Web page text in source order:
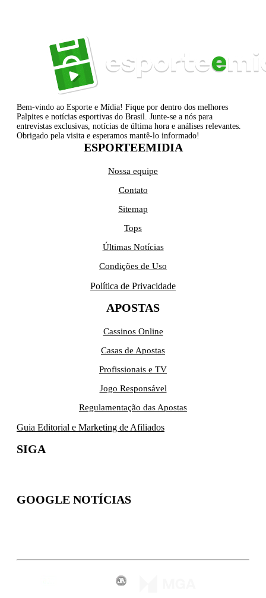
Bem-vindo ao Esporte e Mídia! Fique por dentro dos melhores
Palpites e notícias esportivas do Brasil. Junte-se a nós para
entrevistas exclusivas, notícias de última hora e análises relevantes.
Obrigado pela visita e esperamos mantê-lo informado!
ESPORTEEMIDIA
Nossa equipe
Contato
Sitemap
Tops
Últimas Notícias
Condições de Uso
Política de Privacidade
APOSTAS
Cassinos Online
Casas de Apostas
Profissionais e TV
Jogo Responsável
Regulamentação das Apostas
Guia Editorial e Marketing de Afiliados
SIGA
GOOGLE NOTÍCIAS